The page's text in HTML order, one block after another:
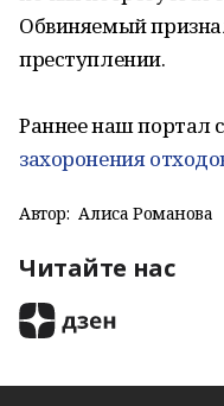
Обвиняемый
преступлении.
Раннее наш портал
захоронения
Автор: Алиса Романова
Читайте нас